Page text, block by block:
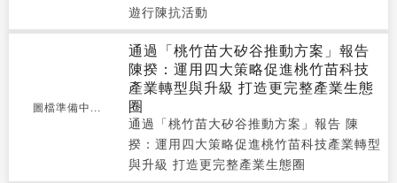
遊行陳抗活動
圖檔準備中...
通過「桃竹苗大矽谷推動方案」報告
陳揆：運用四大策略促進桃竹苗科技
產業轉型與升級 打造更完整產業生態
圈
通過「桃竹苗大矽谷推動方案」報告 陳
揆：運用四大策略促進桃竹苗科技產業轉型
與升級 打造更完整產業生態圈